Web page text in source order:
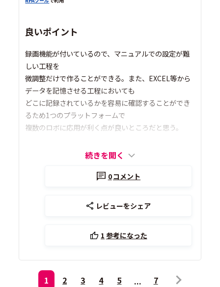
良いポイント
録画機能が付いているので、マニュアルでの設定が難
しい工程を
微調整だけで作ることができる。また、EXCEL等から
データを記憶させる工程においても
どこに記録されているかを容易に確認することができ
るため1つのプラットフォームで
複数のロボに応用が利く点が良いところだと思う。
続きを開く
0コメント
レビューをシェア
1 参考になった
1 2 3 4 5 7